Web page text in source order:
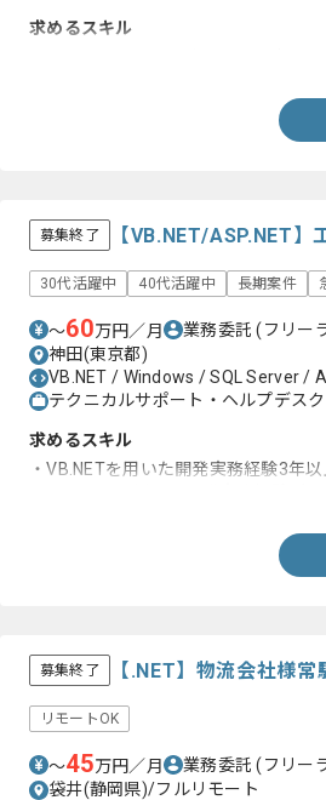
求めるスキル
募集終了 【VB.NET/ASP.NET
30代活躍中 40代活躍中 長期案件
〜60万円／月 業務委託(フリー
神田(東京都)
VB.NET / Windows / SQL Server /
テクニカルサポート・ヘルプデス
求めるスキル
・VB.NETを用いた開発実務経験3年以
募集終了 【.NET】物流会社様
リモートOK
〜45万円／月 業務委託(フリー
袋井(静岡県)/フルリモート